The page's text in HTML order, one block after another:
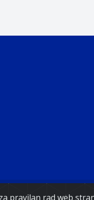
pravilan rad web
Copyright 2021.